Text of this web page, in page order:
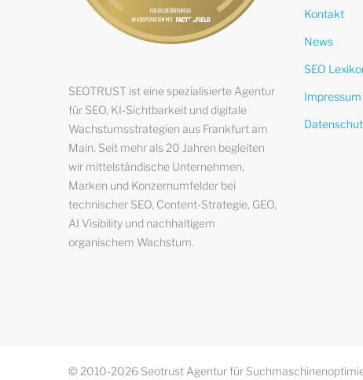
SEOTRUST ist eine spezialisierte Agentur
für SEO, KI-Sichtbarkeit und digitale
Wachstumsstrategien aus Frankfurt am
Main. Seit mehr als 20 Jahren begleiten
wir mittelständische Unternehmen,
Marken und Konzernumfelder bei
technischer SEO, Content-Strategie, GEO,
AI Visibility und nachhaltigem
organischem Wachstum.
Kontakt
News
SEO
Impressum
© 2010-2026 Seotrust Agentur für